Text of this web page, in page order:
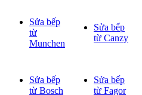
Sửa bếp
từ
Munchen
Sửa bếp
từ Canzy
Sửa bếp
từ Bosch
Sửa bếp
từ Fagor